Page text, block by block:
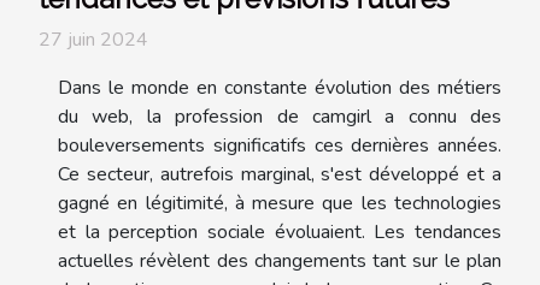
27 juin 2024
Dans le monde en constante évolution des métiers
du web, la profession de camgirl a connu des
bouleversements significatifs ces dernières années.
Ce secteur, autrefois marginal, s'est développé et a
gagné en légitimité, à mesure que les technologies
et la perception sociale évoluaient. Les tendances
actuelles révèlent des changements tant sur le plan